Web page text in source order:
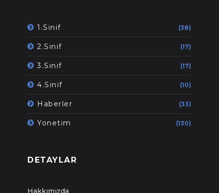
1.Sinif (38)
2.Sinif (17)
3.Sinif (17)
4.Sinif (10)
Haberler (33)
Yonetim (130)
DETAYLAR
Hakkımızda